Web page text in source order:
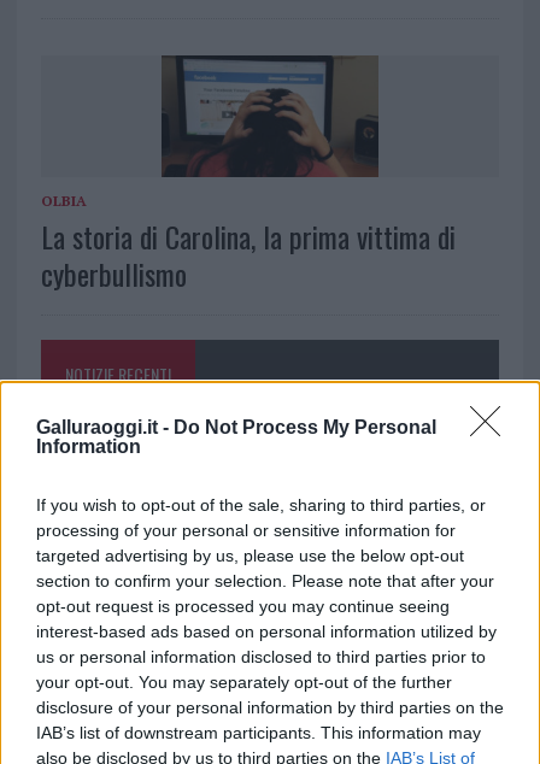
Galluraoggi.it - Do Not Process My Personal
Information
If you wish to opt-out of the sale, sharing to third parties, or
processing of your personal or sensitive information for
targeted advertising by us, please use the below opt-out
section to confirm your selection. Please note that after your
opt-out request is processed you may continue seeing
interest-based ads based on personal information utilized by
us or personal information disclosed to third parties prior to
your opt-out. You may separately opt-out of the further
disclosure of your personal information by third parties on the
IAB’s list of downstream participants. This information may
also be disclosed by us to third parties on the IAB’s List of
OLBIA
La storia di Carolina, la prima vittima di
cyberbullismo
NOTIZIE RECENTI
Allarme truffe a Berchidda, falsi incaricati
Notre-Dame de Paris conquista Olbia, la prima
al Molo Brin è un successo
Strada Sassari-Olbia, incidente all’alba: ferito il
conducente
Eventi in Gallura, da Jovanotti alla zuppa